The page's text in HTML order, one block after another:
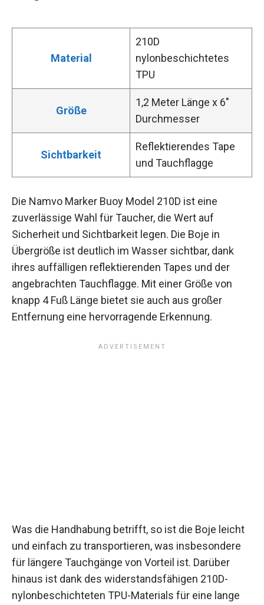
Material
210D
nylonbeschichtetes
TPU
Größe
1,2 Meter Länge x 6″
Durchmesser
Sichtbarkeit
Reflektierendes Tape
und Tauchflagge
Die Namvo Marker Buoy Model 210D ist eine
zuverlässige Wahl für Taucher, die Wert auf
Sicherheit und Sichtbarkeit legen. Die Boje in
Übergröße ist deutlich im Wasser sichtbar, dank
ihres auffälligen reflektierenden Tapes und der
angebrachten Tauchflagge. Mit einer Größe von
knapp 4 Fuß Länge bietet sie auch aus großer
Entfernung eine hervorragende Erkennung.
Was die Handhabung betrifft, so ist die Boje leicht
und einfach zu transportieren, was insbesondere
für längere Tauchgänge von Vorteil ist. Darüber
hinaus ist dank des widerstandsfähigen 210D-
nylonbeschichteten TPU-Materials für eine lange